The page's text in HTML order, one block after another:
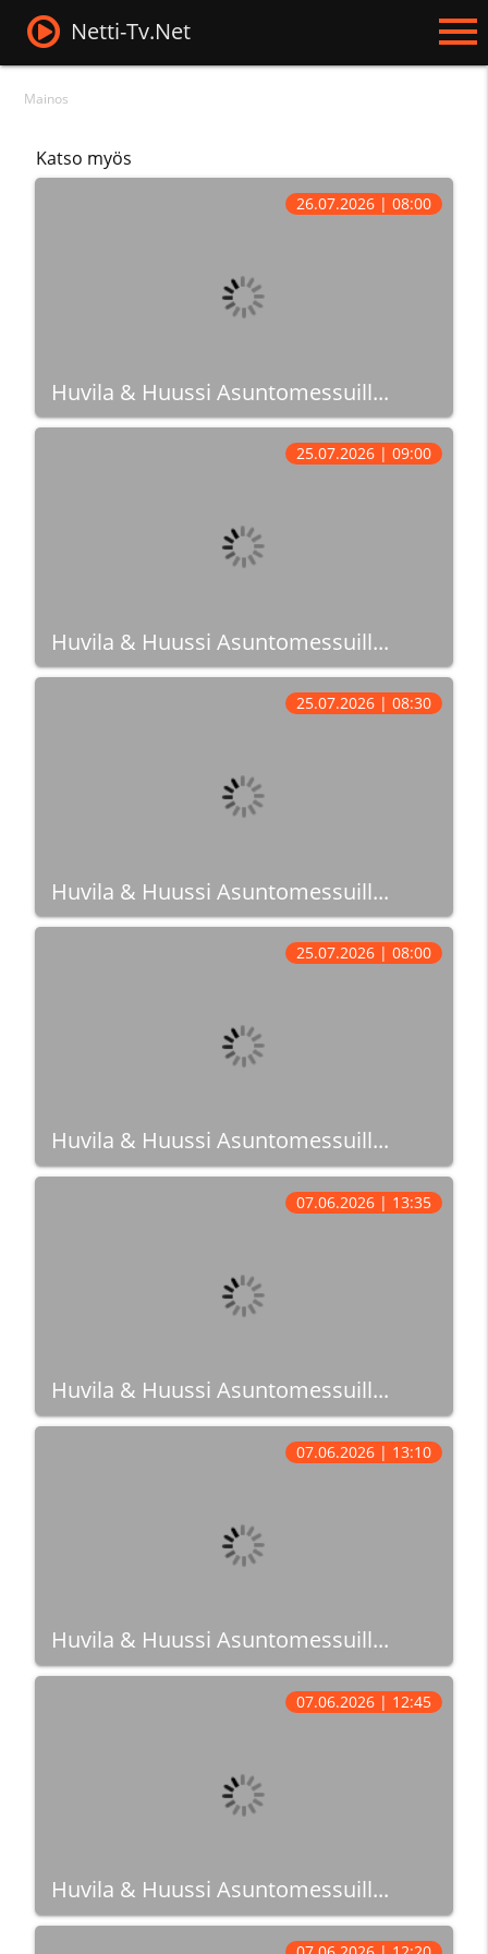
Netti-Tv.Net
Mainos
Katso myös
Huvila & Huussi Asuntomessuill...
26.07.2026 | 08:00
Huvila & Huussi Asuntomessuill...
25.07.2026 | 09:00
Huvila & Huussi Asuntomessuill...
25.07.2026 | 08:30
Huvila & Huussi Asuntomessuill...
25.07.2026 | 08:00
Huvila & Huussi Asuntomessuill...
07.06.2026 | 13:35
Huvila & Huussi Asuntomessuill...
07.06.2026 | 13:10
Huvila & Huussi Asuntomessuill...
07.06.2026 | 12:45